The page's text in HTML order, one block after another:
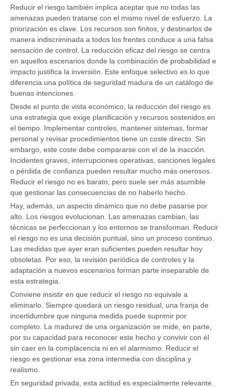
Reducir el riesgo también implica aceptar que no todas las
amenazas pueden tratarse con el mismo nivel de esfuerzo. La
priorización es clave. Los recursos son finitos, y destinarlos de
manera indiscriminada a todos los frentes conduce a una falsa
sensación de control. La reducción eficaz del riesgo se centra
en aquellos escenarios donde la combinación de probabilidad e
impacto justifica la inversión. Este enfoque selectivo es lo que
diferencia una política de seguridad madura de un catálogo de
buenas intenciones.
Desde el punto de vista económico, la reducción del riesgo es
una estrategia que exige planificación y recursos sostenidos en
el tiempo. Implementar controles, mantener sistemas, formar
personal y revisar procedimientos tiene un coste directo. Sin
embargo, este coste debe compararse con el de la inacción.
Incidentes graves, interrupciones operativas, sanciones legales
o pérdida de confianza pueden resultar mucho más onerosos.
Reducir el riesgo no es barato, pero suele ser más asumible
que gestionar las consecuencias de no haberlo hecho.
Hay, además, un aspecto dinámico que no debe pasarse por
alto. Los riesgos evolucionan. Las amenazas cambian, las
técnicas se perfeccionan y los entornos se transforman. Reducir
el riesgo no es una decisión puntual, sino un proceso continuo.
Las medidas que ayer eran suficientes pueden resultar hoy
obsoletas. Por eso, la revisión periódica de controles y la
adaptación a nuevos escenarios forman parte inseparable de
esta estrategia.
Conviene insistir en que reducir el riesgo no equivale a
eliminarlo. Siempre quedará un riesgo residual, una franja de
incertidumbre que ninguna medida puede suprimir por
completo. La madurez de una organización se mide, en parte,
por su capacidad para reconocer este hecho y convivir con él
sin caer en la complacencia ni en el alarmismo. Reducir el
riesgo es gestionar esa zona intermedia con disciplina y
realismo.
En seguridad privada, esta actitud es especialmente relevante.